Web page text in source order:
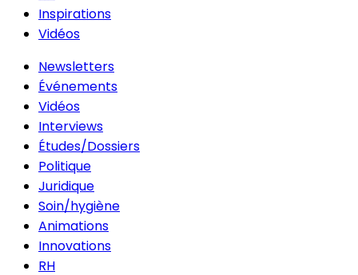
Inspirations
Vidéos
Newsletters
Événements
Vidéos
Interviews
Études/Dossiers
Politique
Juridique
Soin/hygiène
Animations
Innovations
RH